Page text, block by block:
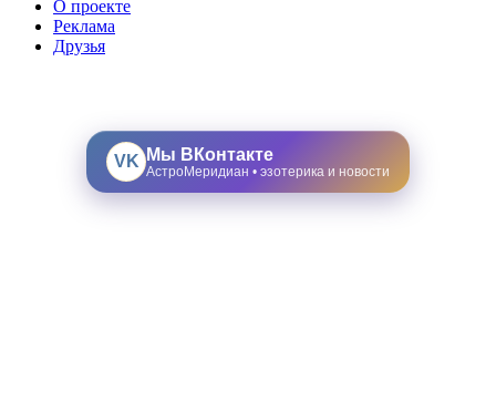
О проекте
Реклама
Друзья
VK Мы ВКонтакте
АстроМеридиан • эзотерика и новости